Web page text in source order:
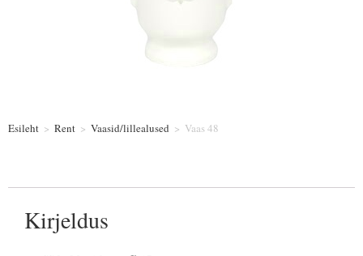
Esileht > Rent > Vaasid/lillealused > Vaas 48
Kirjeldus